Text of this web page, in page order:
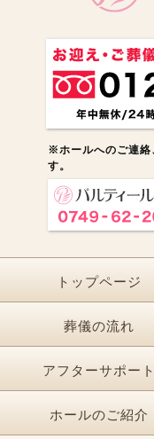
※ホールへのご連絡
す。
トップページ
葬儀の流れ
アフターサポート
ホールのご紹介